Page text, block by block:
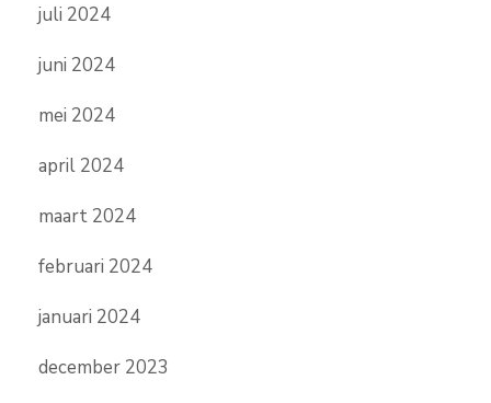
juli 2024
juni 2024
mei 2024
april 2024
maart 2024
februari 2024
januari 2024
december 2023